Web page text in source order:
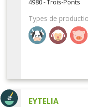
4980 - Trois-Ponts
Types de
EYTELIA